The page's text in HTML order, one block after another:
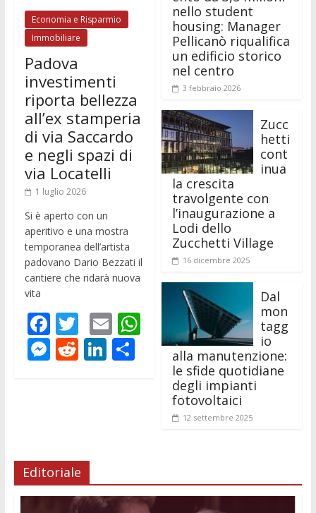
Economia e Risparmio
Immobiliare
Padova
investimenti
riporta bellezza
all’ex stamperia
di via Saccardo
e negli spazi di
via Locatelli
1 luglio 2026
Si è aperto con un
aperitivo e una mostra
temporanea dell’artista
padovano Dario Bezzati il
cantiere che ridarà nuova
vita
F
ac
e
k
T
w
itt
E
m
ai
W
M
g
er
R Li C
nello student
housing: Manager
Pellicanò riqualifica
un edificio storico
nel centro
3 febbraio 2026
Zucc
hetti
cont
inua
la crescita
travolgente con
l’inaugurazione a
Lodi dello
Zucchetti Village
16 dicembre 2025
Dal
mon
tagg
io
alla manutenzione:
le sfide quotidiane
degli impianti
fotovoltaici
12 settembre 2025
Editoriale